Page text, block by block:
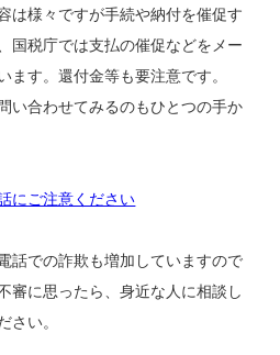
は様々ですが手続や納付を催促す
国税庁では支払の催促などをメー
ます。還付金等も要注意です。
い合わせてみるのもひとつの手か
にご注意ください
話での詐欺も増加していますので
審に思ったら、身近な人に相談し
さい。